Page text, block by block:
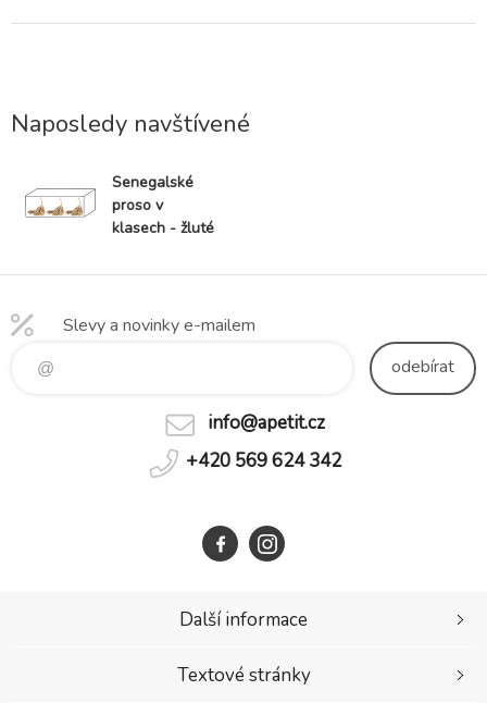
Naposledy navštívené
Senegalské
proso v
klasech - žluté
15kg)
Slevy a novinky e-mailem
odebírat
info@apetit.cz
+420 569 624 342
Další informace
Textové stránky